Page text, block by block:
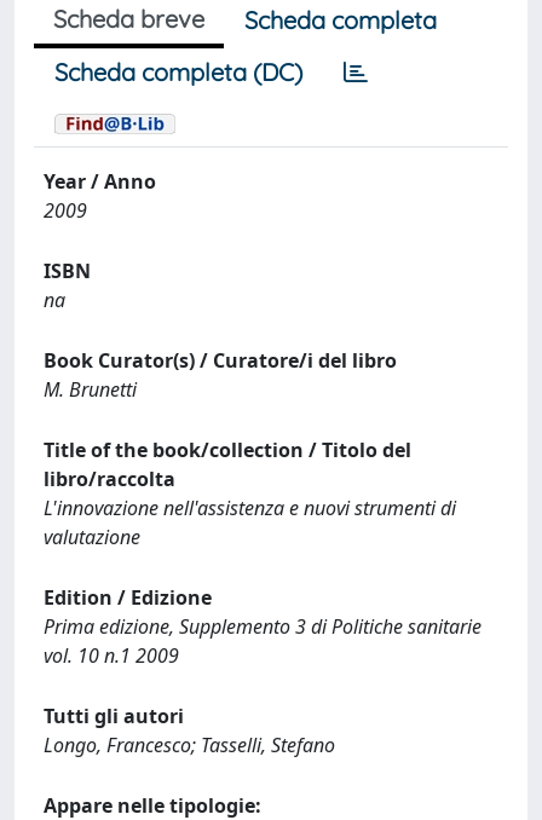
Scheda breve
Scheda completa
Scheda completa (DC)
Year / Anno
2009
ISBN
na
Book Curator(s) / Curatore/i del libro
M. Brunetti
Title of the book/collection / Titolo del
libro/raccolta
L'innovazione nell'assistenza e nuovi strumenti di
valutazione
Edition / Edizione
Prima edizione, Supplemento 3 di Politiche sanitarie
vol. 10 n.1 2009
Tutti gli autori
Longo, Francesco; Tasselli, Stefano
Appare nelle tipologie: